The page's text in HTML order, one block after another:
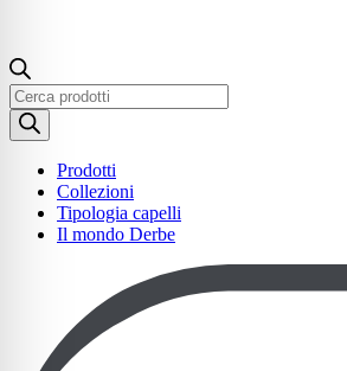
Ricerca
prodotti
Prodotti
Collezioni
Tipologia capelli
Il mondo Derbe